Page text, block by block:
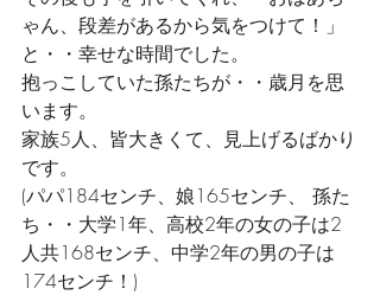
ゃん、段差があるから気をつけて！」
と・・幸せな時間でした。
抱っこしていた孫たちが・・歳月を思
います。
家族5人、皆大きくて、見上げるばかり
です。
(パパ184センチ、娘165センチ、 孫た
ち・・大学1年、高校2年の女の子は2
人共168センチ、中学2年の男の子は
174センチ！)